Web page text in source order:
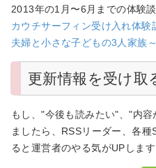
2013年の1月〜6月までの体験
カウチサーフィン受け入れ体
夫婦と小さな子どもの3人家族～
更新情報を受け取
もし、"今後も読みたい"、"内
ましたら、RSSリーダー、各
ると運営者のやる気がUPします